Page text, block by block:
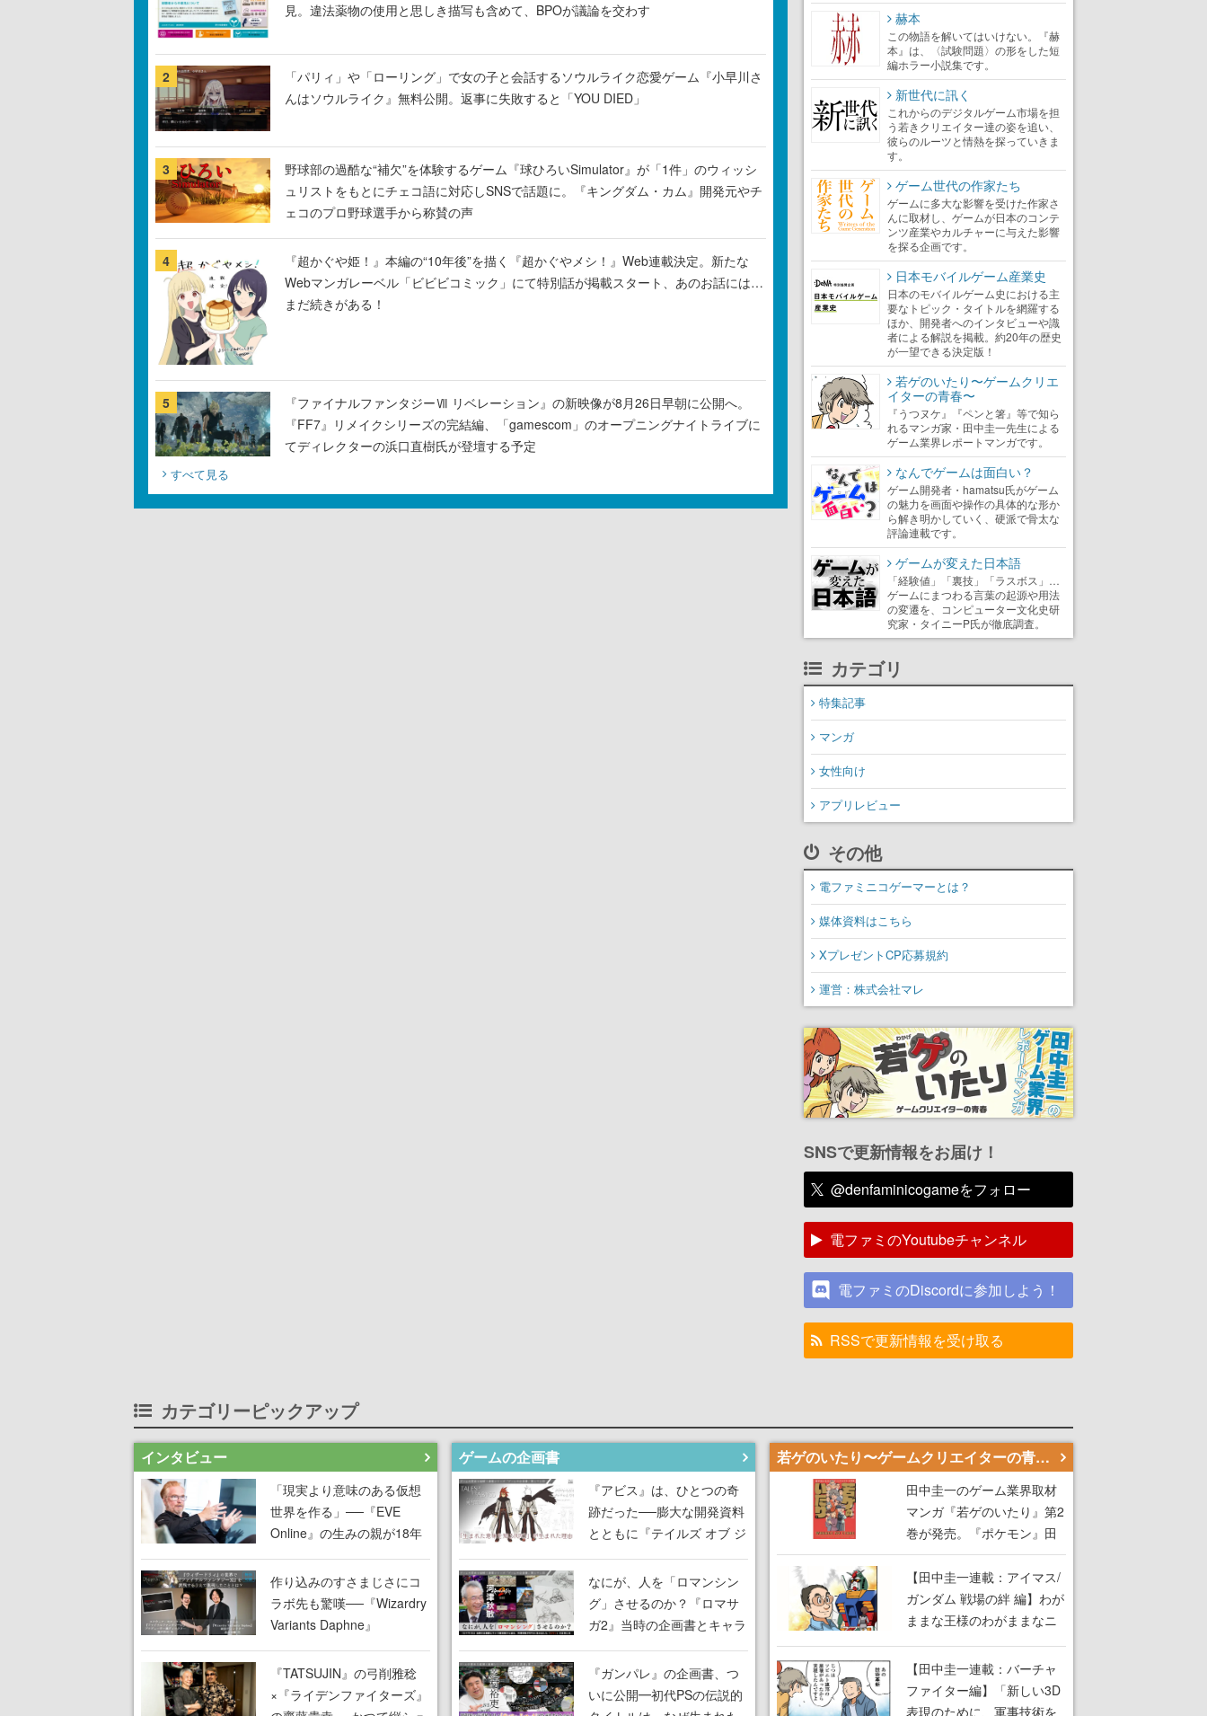
見。違法薬物の使用と思しき描写も含めて、BPOが議論を交わす
2
「パリィ」や「ローリング」で女の子と会話するソウルライク恋愛ゲーム『小早川さ
んはソウルライク』無料公開。返事に失敗すると「YOU DIED」
3
野球部の過酷な“補欠”を体験するゲーム『球ひろいSimulator』が「1件」のウィッシ
ュリストをもとにチェコ語に対応しSNSで話題に。『キングダム・カム』開発元やチ
ェコのプロ野球選手から称賛の声
4
『超かぐや姫！』本編の“10年後”を描く『超かぐやメシ！』Web連載決定。新たな
Webマンガレーベル「ビビビコミック」にて特別話が掲載スタート、あのお話には…
まだ続きがある！
5
『ファイナルファンタジーⅦ リベレーション』の新映像が8月26日早朝に公開へ。
『FF7』リメイクシリーズの完結編、「gamescom」のオープニングナイトライブに
てディレクターの浜口直樹氏が登壇する予定
すべて見る
赫本
この物語を解いてはいけない。『赫
本』は、〈試験問題〉の形をした短
編ホラー小説集です。
新世代に訊く
これからのデジタルゲーム市場を担
う若きクリエイター達の姿を追い、
彼らのルーツと情熱を探っていきま
す。
ゲーム世代の作家たち
ゲームに多大な影響を受けた作家さ
んに取材し、ゲームが日本のコンテ
ンツ産業やカルチャーに与えた影響
を探る企画です。
日本モバイルゲーム産業史
日本のモバイルゲーム史における主
要なトピック・タイトルを網羅する
ほか、開発者へのインタビューや識
者による解説を掲載。約20年の歴史
が一望できる決定版！
若ゲのいたり〜ゲームクリエ
イターの青春〜
『うつヌケ』『ペンと箸』等で知ら
れるマンガ家・田中圭一先生による
ゲーム業界レポートマンガです。
なんでゲームは面白い？
ゲーム開発者・hamatsu氏がゲーム
の魅力を画面や操作の具体的な形か
ら解き明かしていく、硬派で骨太な
評論連載です。
ゲームが変えた日本語
「経験値」「裏技」「ラスボス」…
ゲームにまつわる言葉の起源や用法
の変遷を、コンピューター文化史研
究家・タイニーP氏が徹底調査。
カテゴリ
特集記事
マンガ
女性向け
アプリレビュー
その他
電ファミニコゲーマーとは？
媒体資料はこちら
XプレゼントCP応募規約
運営：株式会社マレ
SNSで更新情報をお届け！
@denfaminicogameをフォロー
電ファミのYoutubeチャンネル
電ファミのDiscordに参加しよう！
RSSで更新情報を受け取る
カテゴリーピックアップ
インタビュー
「現実より意味のある仮想
世界を作る」──『EVE
Online』の生みの親が18年
言”は、比喩ではなく本気だ
った
作り込みのすさまじさにコ
ラボ先も驚嘆──『Wizardry
Variants Daphne』
×『FFXI』コラボが期間限
定なのにジョブもキャラも
武器も戦闘システムもワン
オフで作り込まれた理由を
『TATSUJIN』の弓削雅稔
×『ライデンファイターズ』
ゲームの企画書
『アビス』は、ひとつの奇
跡だった──膨大な開発資料
とともに『テイルズ オブ ジ
「生まれた意味を知る
RPG」が生まれた理由【ゲ
ームの企画書】
なにが、人を「ロマンシン
グ」させるのか？『ロマサ
ガ2』当時の企画書とキャラ
設定画から迫る、河津秋敏
がRPGに生み出した「ロマ
ン」の正体とは【ゲームの
企画書】
『ガンパレ』の企画書、つ
いに公開━初代PSの伝説的
若ゲのいたり〜ゲームクリエイターの青春〜
田中圭一のゲーム業界取材
マンガ『若ゲのいたり』第2
巻が発売。『ポケモン』田
尻智さん、『ゼビウス』遠
藤雅伸さんらの貴重なエピ
ソードを収録
【田中圭一連載：アイマス/
ガンダム 戦場の絆 編】わが
ままな王様のわがままなニ
ーズを満たす！──小山順一
朗が貫く姿勢に、ゲームク
リエイターとしての矜持を
見た【若ゲのいたり最終
【田中圭一連載：バーチャ
ファイター編】「新しい3D
表現のために、軍事技術を